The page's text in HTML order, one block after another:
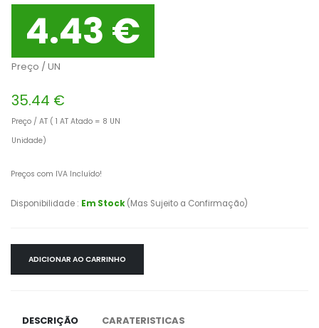
4.43 €
Preço / UN
35.44 €
Preço / AT ( 1 AT Atado = 8 UN
Unidade)
Preços com IVA Incluído!
Disponibilidade : Em Stock(Mas Sujeito a Confirmação)
ADICIONAR AO CARRINHO
DESCRIÇÃO CARATERISTICAS